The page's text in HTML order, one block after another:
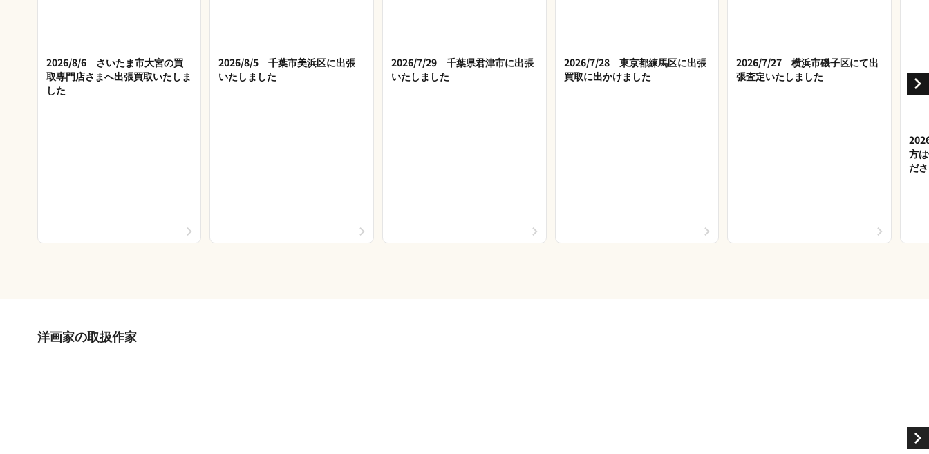
2026/8/6 さいたま市大宮の買
取専門店さまへ出張買取いたしま
した
2026/8/5 千葉市美浜区に出張
いたしました
2026/7/29 千葉県君津市に出張
いたしました
2026/7/28 東京都練馬区に出張
買取に出かけました
2026/7/27 横浜市磯子区にて出
張査定いたしました
方
だ
洋画家の取扱作家